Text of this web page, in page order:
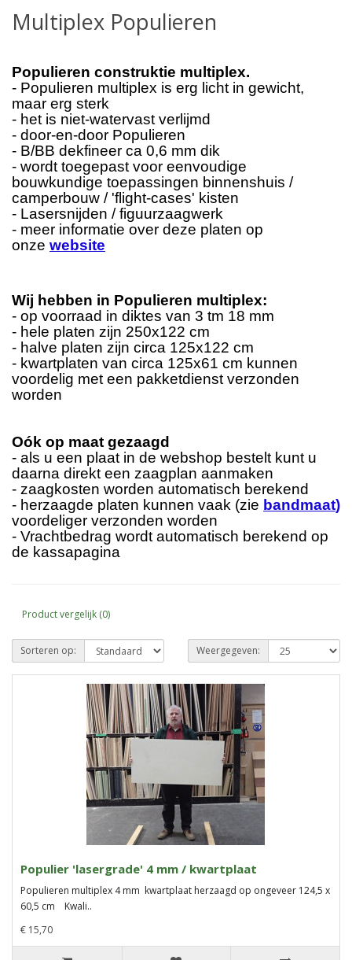
Multiplex Populieren
Populieren construktie multiplex.
- Populieren multiplex is erg licht in gewicht,
maar erg sterk
- het is niet-watervast verlijmd
- door-en-door Populieren
- B/BB dekfineer ca 0,6 mm dik
- wordt toegepast voor eenvoudige
bouwkundige toepassingen binnenshuis /
camperbouw / 'flight-cases' kisten
- Lasersnijden / figuurzaagwerk
- meer informatie over deze platen op
onze website
Wij hebben in Populieren multiplex:
- op voorraad in diktes van 3 tm 18 mm
- hele platen zijn 250x122 cm
- halve platen zijn circa 125x122 cm
- kwartplaten van circa 125x61 cm kunnen
voordelig met een pakketdienst verzonden
worden
Oók op maat gezaagd
- als u een plaat in de webshop bestelt kunt u
daarna direkt een zaagplan aanmaken
- zaagkosten worden automatisch berekend
- herzaagde platen kunnen vaak (zie bandmaat)
voordeliger verzonden worden
- Vrachtbedrag wordt automatisch berekend op
de kassapagina
Product vergelijk (0)
Sorteren op: Weergegeven:
Populier 'lasergrade' 4 mm / kwartplaat
Populieren multiplex 4 mm kwartplaat herzaagd op ongeveer 124,5 x
60,5 cm Kwali..
€ 15,70